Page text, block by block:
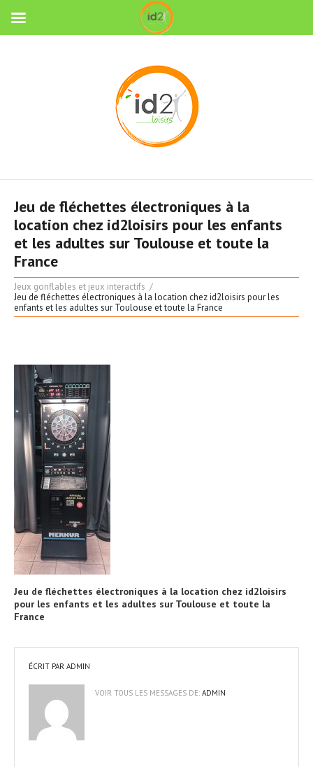
Jeu de fléchettes électroniques à la
location chez id2loisirs pour les enfants
et les adultes sur Toulouse et toute la
France
Jeux gonflables et jeux interactifs
Jeu de fléchettes électroniques à la location chez id2loisirs pour les
enfants et les adultes sur Toulouse et toute la France
Jeu de fléchettes électroniques à la location chez id2loisirs
pour les enfants et les adultes sur Toulouse et toute la
France
ÉCRIT PAR ADMIN
VOIR TOUS LES MESSAGES DE: ADMIN